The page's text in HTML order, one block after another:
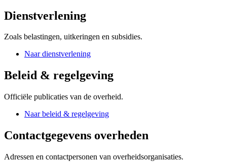
Dienstverlening
Zoals belastingen, uitkeringen en subsidies.
Naar dienstverlening
Beleid & regelgeving
Officiële publicaties van de overheid.
Naar beleid & regelgeving
Contactgegevens overheden
Adressen en contactpersonen van overheidsorganisaties.